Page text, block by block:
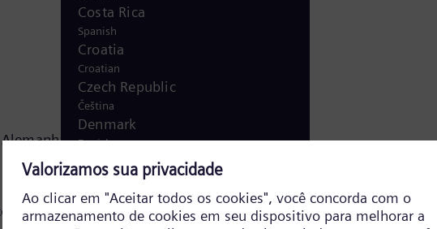
Costa Rica
Spanish
Croatia
Croatian
Czech Republic
Čeština
Denmark
Danish
Dominican Republic
Egypt
English/ Arabic